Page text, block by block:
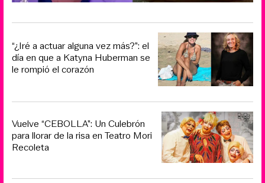
“¿Iré a actuar alguna vez más?”: el
día en que a Katyna Huberman se
le rompió el corazón
Vuelve “CEBOLLA”: Un Culebrón
para llorar de la risa en Teatro Mori
Recoleta